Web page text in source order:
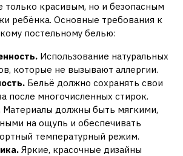
только красивым, но и безопасным
ребёнка. Основные требования к
постельному белью:
Использование натуральных
которые не вызывают аллергии.
Бельё должно сохранять свои
после многочисленных стирок.
Материалы должны быть мягкими,
на ощупь и обеспечивать
температурный режим.
Яркие, красочные дизайны